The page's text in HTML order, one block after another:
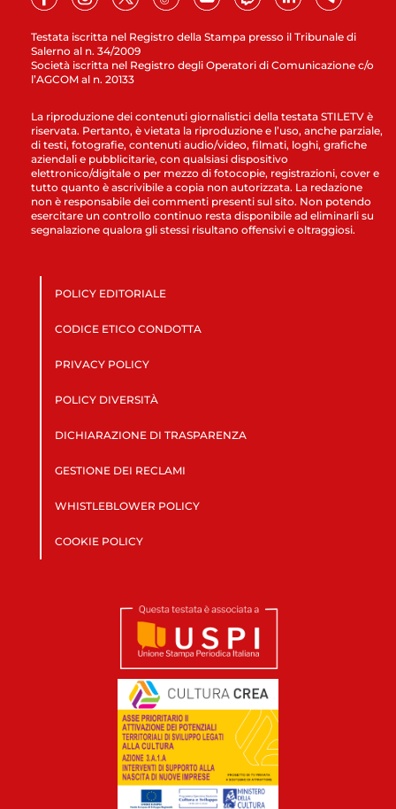
Testata iscritta nel Registro della Stampa presso il Tribunale di
Salerno al n. 34/2009
Società iscritta nel Registro degli Operatori di Comunicazione c/o
l’AGCOM al n. 20133
La riproduzione dei contenuti giornalistici della testata STILETV è
riservata. Pertanto, è vietata la riproduzione e l’uso, anche parziale,
di testi, fotografie, contenuti audio/video, filmati, loghi, grafiche
aziendali e pubblicitarie, con qualsiasi dispositivo
elettronico/digitale o per mezzo di fotocopie, registrazioni, cover e
tutto quanto è ascrivibile a copia non autorizzata. La redazione
non è responsabile dei commenti presenti sul sito. Non potendo
esercitare un controllo continuo resta disponibile ad eliminarli su
segnalazione qualora gli stessi risultano offensivi e oltraggiosi.
POLICY EDITORIALE
CODICE ETICO CONDOTTA
PRIVACY POLICY
POLICY DIVERSITÀ
DICHIARAZIONE DI TRASPARENZA
GESTIONE DEI RECLAMI
WHISTLEBLOWER POLICY
COOKIE POLICY